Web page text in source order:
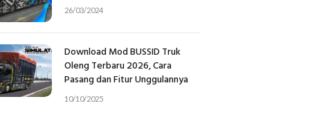
26/03/2024
Download Mod BUSSID Truk
Oleng Terbaru 2026, Cara
Pasang dan Fitur Unggulannya
10/10/2025